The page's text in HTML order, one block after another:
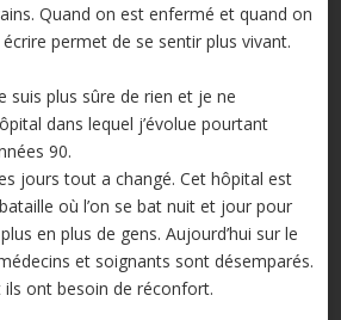
Quand on est enfermé et quand on
permet de se sentir plus vivant.
suis plus sûre de rien et je ne
dans lequel j’évolue pourtant
90.
jours tout a changé. Cet hôpital est
où l’on se bat nuit et jour pour
en plus de gens. Aujourd’hui sur le
et soignants sont désemparés.
ont besoin de réconfort.